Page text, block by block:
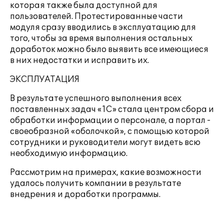
которая также была доступной для
пользователей. Протестированные части
модуля сразу вводились в эксплуатацию для
того, чтобы за время выполнения остальных
доработок можно было выявить все имеющиеся
в них недостатки и исправить их.
ЭКСПЛУАТАЦИЯ
В результате успешного выполнения всех
поставленных задач «1С» стала центром сбора и
обработки информации о персонале, а портал -
своеобразной «оболочкой», с помощью которой
сотрудники и руководители могут видеть всю
необходимую информацию.
Рассмотрим на примерах, какие возможности
удалось получить компании в результате
внедрения и доработки программы.